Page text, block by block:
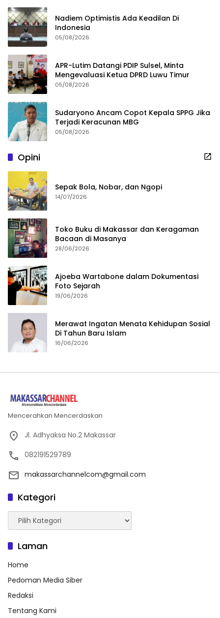
Nadiem Optimistis Ada Keadilan Di
Indonesia
05/08/2026
APR-Lutim Datangi PDIP Sulsel, Minta
Mengevaluasi Ketua DPRD Luwu Timur
05/08/2026
Sudaryono Ancam Copot Kepala SPPG Jika
Terjadi Keracunan MBG
05/08/2026
Opini
Sepak Bola, Nobar, dan Ngopi
14/07/2026
Toko Buku di Makassar dan Keragaman
Bacaan di Masanya
28/06/2026
Ajoeba Wartabone dalam Dokumentasi
Foto Sejarah
19/06/2026
Merawat Ingatan Menata Kehidupan Sosial
Di Tahun Baru Islam
16/06/2026
Mencerahkan Mencerdaskan
Jl. Adhyaksa No.2 Makassar
082191529789
makassarchannelcom@gmail.com
Kategori
Kategori
Laman
Home
Pedoman Media Siber
Redaksi
Tentang Kami